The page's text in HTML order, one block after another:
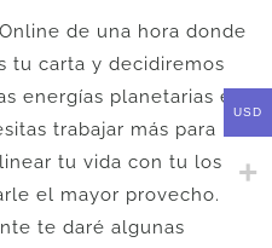
de una hora donde
tu carta y decidiremos
energías planetarias en
trabajar más para
tu vida con tu los
el mayor provecho.
te daré algunas
USD